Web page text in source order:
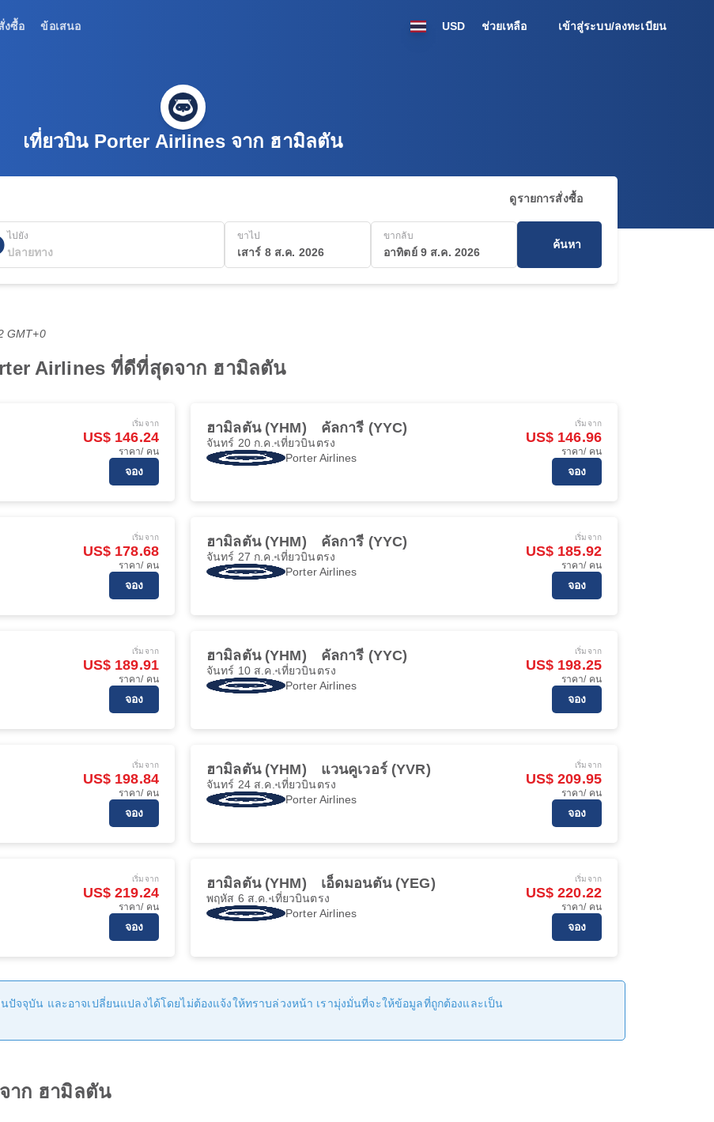
งซื้อ ข้อเสนอ USD ช่วยเหลือ เข้าสู่ระบบ/ลงทะเบียน
เที่ยวบิน Porter Airlines จาก ฮามิลตัน
ดูรายการสั่งซื้อ
ไปยัง ขาไป
เสาร์ 8 ส.ค. 2026
ขากลับ
อาทิตย์ 9 ส.ค. 2026
ค้นหา
GMT+0
Airlines ที่ดีที่สุดจาก ฮามิลตัน
เริ่มจาก
US$ 146.24
ราคา/ คน
จอง
ฮามิลตัน (YHM) คัลการี (YYC)
จันทร์ 20 ก.ค. เที่ยวบินตรง
Porter Airlines
เริ่มจาก
US$ 146.96
ราคา/ คน
จอง
เริ่มจาก
US$ 178.68
ราคา/ คน
จอง
ฮามิลตัน (YHM) คัลการี (YYC)
จันทร์ 27 ก.ค. เที่ยวบินตรง
Porter Airlines
เริ่มจาก
US$ 185.92
ราคา/ คน
จอง
เริ่มจาก
US$ 189.91
ราคา/ คน
จอง
ฮามิลตัน (YHM) คัลการี (YYC)
จันทร์ 10 ส.ค. เที่ยวบินตรง
Porter Airlines
เริ่มจาก
US$ 198.25
ราคา/ คน
จอง
เริ่มจาก
US$ 198.84
ราคา/ คน
จอง
ฮามิลตัน (YHM) แวนคูเวอร์ (YVR)
จันทร์ 24 ส.ค. เที่ยวบินตรง
Porter Airlines
เริ่มจาก
US$ 209.95
ราคา/ คน
จอง
เริ่มจาก
US$ 219.24
ราคา/ คน
จอง
ฮามิลตัน (YHM) เอ็ดมอนตัน (YEG)
พฤหัส 6 ส.ค. เที่ยวบินตรง
Porter Airlines
เริ่มจาก
US$ 220.22
ราคา/ คน
จอง
ปัจจุบัน และอาจเปลี่ยนแปลงได้โดยไม่ต้องแจ้งให้ทราบล่วงหน้า เรามุ่งมั่นที่จะให้ข้อมูลที่ถูกต้องและเป็น
าก ฮามิลตัน